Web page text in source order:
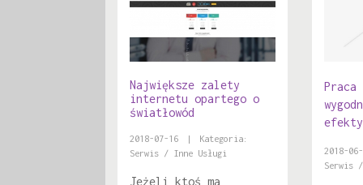
Największe zalety
internetu opartego o
światłowód
2018-07-16 |
Kategoria:
Serwis / Inne Usługi
Jeżeli ktoś ma
Praca
2018-
Serwis